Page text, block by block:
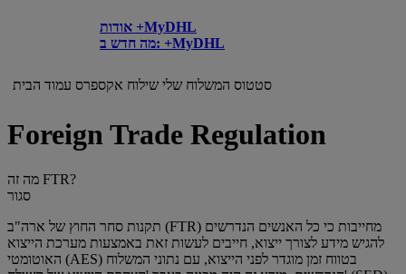
אודות +MyDHL
מה חדש ב: +MyDHL
עמוד הבית שילוח אקספרס סטטוס המשלוח שלי
Foreign Trade Regulation
מה זה FTR?
סגור
תקנות סחר החוץ של ארה"ב (FTR) מחייבות כי כל האנשים הנדרשים
להגיש מידע לצורך ייצוא, חייבים לעשות זאת באמצעות מערכת הייצוא
האוטומטי (AES) בטווח זמן מוגדר לפני הייצוא, עם נתוני המשלוח